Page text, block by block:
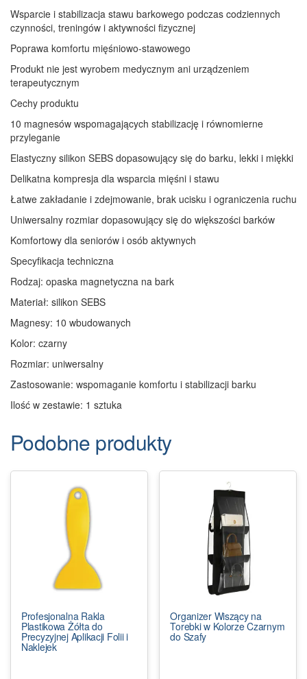
Wsparcie i stabilizacja stawu barkowego podczas codziennych
czynności, treningów i aktywności fizycznej
Poprawa komfortu mięśniowo-stawowego
Produkt nie jest wyrobem medycznym ani urządzeniem
terapeutycznym
Cechy produktu
10 magnesów wspomagających stabilizację i równomierne
przyleganie
Elastyczny silikon SEBS dopasowujący się do barku, lekki i miękki
Delikatna kompresja dla wsparcia mięśni i stawu
Łatwe zakładanie i zdejmowanie, brak ucisku i ograniczenia ruchu
Uniwersalny rozmiar dopasowujący się do większości barków
Komfortowy dla seniorów i osób aktywnych
Specyfikacja techniczna
Rodzaj: opaska magnetyczna na bark
Materiał: silikon SEBS
Magnesy: 10 wbudowanych
Kolor: czarny
Rozmiar: uniwersalny
Zastosowanie: wspomaganie komfortu i stabilizacji barku
Ilość w zestawie: 1 sztuka
Podobne produkty
Profesjonalna Rakla
Plastikowa Żółta do
Precyzyjnej Aplikacji Folii i
Naklejek
Organizer Wiszący na
Torebki w Kolorze Czarnym
do Szafy